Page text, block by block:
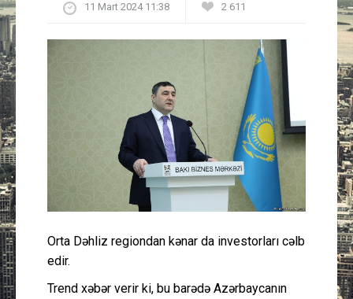
Güney Azərbaycan
Mədəniyyət
Müsahibə
İdman
Layihə
Gündəm
Cəmiyyət
11 Mart 2024 11:38 2 611
Orta Dəhliz regiondan kənar da investorları cəlb
edir.
Trend xəbər verir ki, bu barədə Azərbaycanın